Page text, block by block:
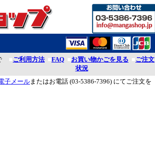
■ご利用方法■FAQ ■お買い物かごを見る ■ご注文
状況
子メールまたはお電話 (03-5386-7396) にてご注文を